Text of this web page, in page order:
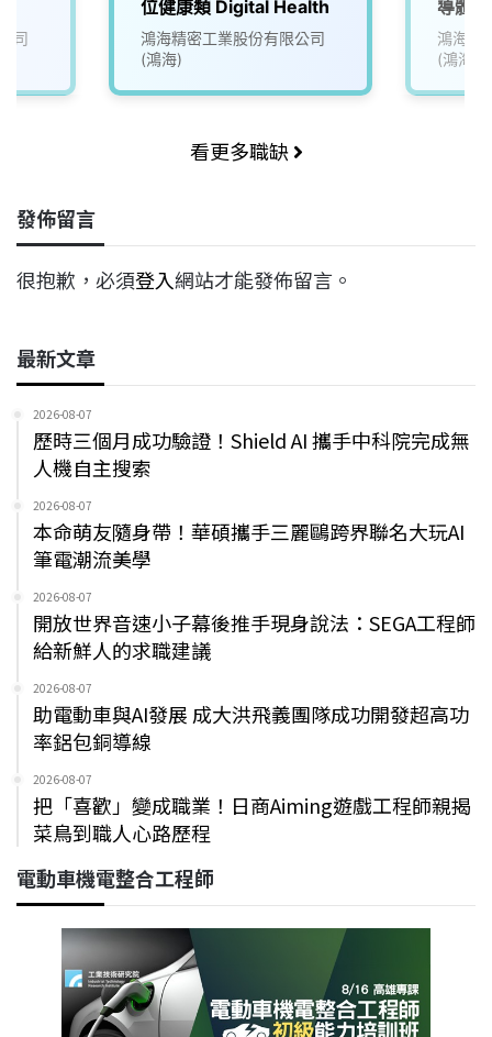
司
位健康類 Digital Health
鴻海精密工業股份有限公司
(鴻海)
導體
鴻海精
(鴻海)
看更多職缺
發佈留言
很抱歉，必須登入網站才能發佈留言。
最新文章
2026-08-07
歷時三個月成功驗證！Shield AI 攜手中科院完成無
人機自主搜索
2026-08-07
本命萌友隨身帶！華碩攜手三麗鷗跨界聯名大玩AI
筆電潮流美學
2026-08-07
開放世界音速小子幕後推手現身說法：SEGA工程師
給新鮮人的求職建議
2026-08-07
助電動車與AI發展 成大洪飛義團隊成功開發超高功
率鋁包銅導線
2026-08-07
把「喜歡」變成職業！日商Aiming遊戲工程師親揭
菜鳥到職人心路歷程
電動車機電整合工程師